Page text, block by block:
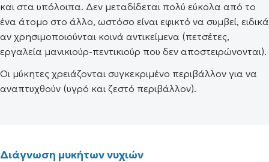
και στα υπόλοιπα. Δεν μεταδίδεται πολύ εύκολα από το
ένα άτομο στο άλλο, ωστόσο είναι εφικτό να συμβεί, ειδικά
αν χρησιμοποιούνται κοινά αντικείμενα (πετσέτες,
εργαλεία μανικιούρ-πεντικιούρ που δεν αποστειρώνονται).
Οι μύκητες χρειάζονται συγκεκριμένο περιβάλλον για να
αναπτυχθούν (υγρό και ζεστό περιβάλλον).
Διάγνωση μυκήτων νυχιών